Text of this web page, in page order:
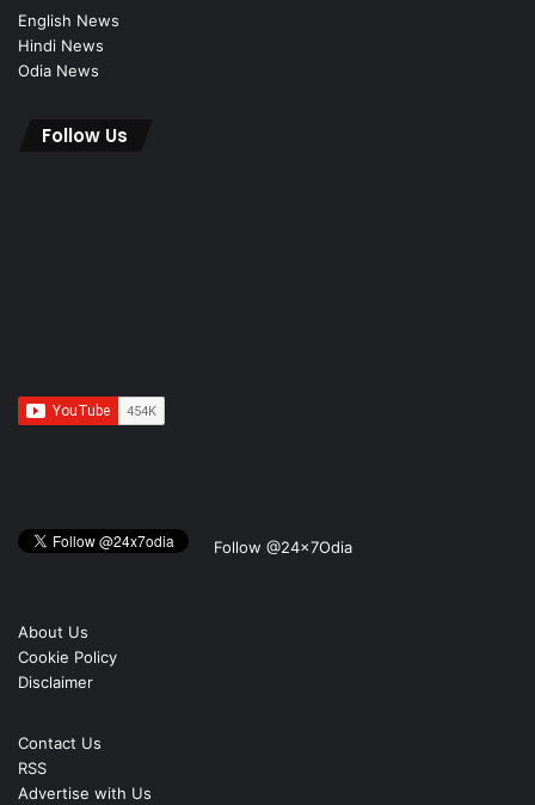
English News
Hindi News
Odia News
Follow Us
Follow @24x7Odia
About Us
Cookie Policy
Disclaimer
Contact Us
RSS
Advertise with Us